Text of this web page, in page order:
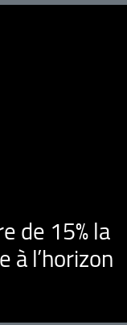
de 15% la
l’horizon